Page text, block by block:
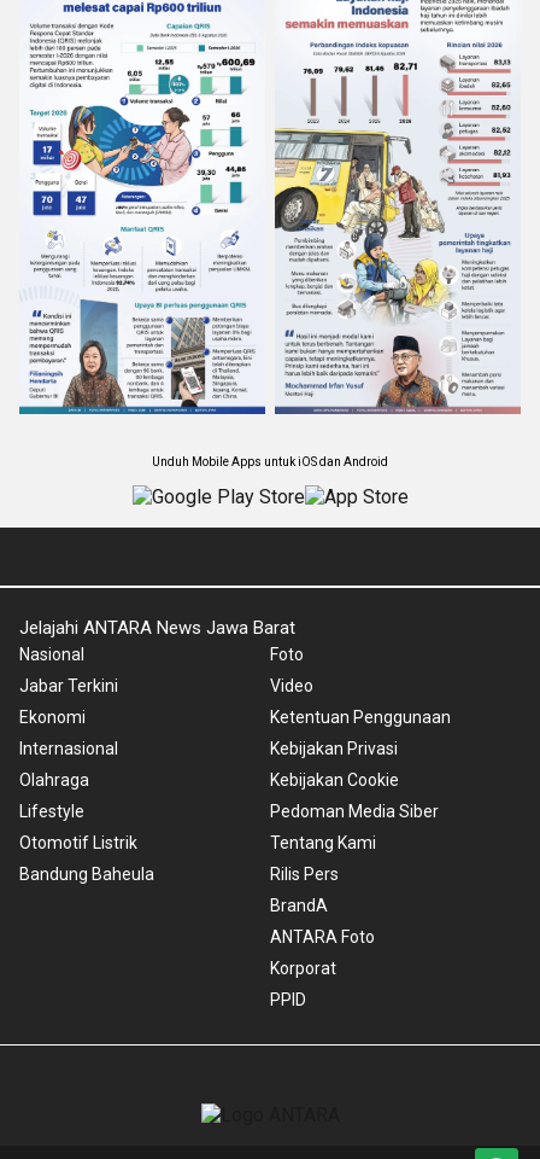
Unduh Mobile Apps untuk iOS dan Android
Jelajahi ANTARA News Jawa Barat
Nasional
Jabar Terkini
Ekonomi
Internasional
Olahraga
Lifestyle
Otomotif Listrik
Bandung Baheula
Foto
Video
Ketentuan Penggunaan
Kebijakan Privasi
Kebijakan Cookie
Pedoman Media Siber
Tentang Kami
Rilis Pers
BrandA
ANTARA Foto
Korporat
PPID